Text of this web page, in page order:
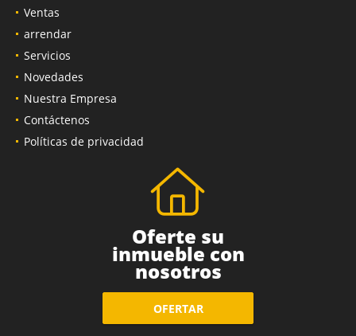
Ventas
arrendar
Servicios
Novedades
Nuestra Empresa
Contáctenos
Políticas de privacidad
Oferte su
inmueble con
nosotros
OFERTAR